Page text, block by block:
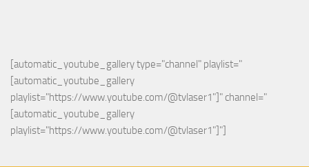
[automatic_youtube_gallery type="channel" playlist="
[automatic_youtube_gallery
playlist="https://www.youtube.com/@tvlaser1"]" channel="
[automatic_youtube_gallery
playlist="https://www.youtube.com/@tvlaser1"]"]